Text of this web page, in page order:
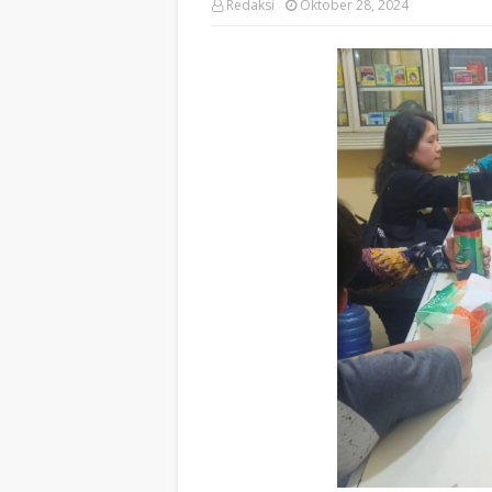
Redaksi Oktober 28, 2024